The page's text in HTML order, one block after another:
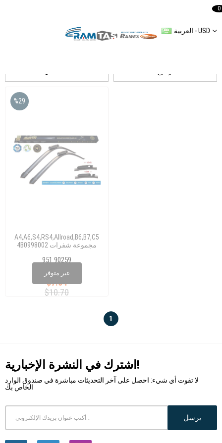
العربية - USD
0
غير متوفر
A4,A6,S4,RS4,Allroad,B6,B7,C5
4B0998002 مجموعة شفرات
951 90259
$7.64
$10.70
%29
4B1 955 425 B/C
1
اشترك في النشرة الإخبارية!
لا تفوت أي شيء: احصل على آخر التحديثات مباشرة في صندوق الوارد
الخاص بك
يرسل